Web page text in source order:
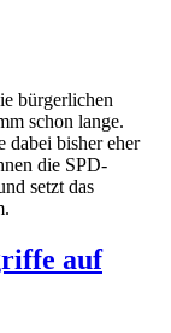
bürgerlichen
schon lange.
dabei bisher eher
die SPD-
setzt das
auf